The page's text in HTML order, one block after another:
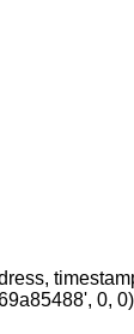
0,